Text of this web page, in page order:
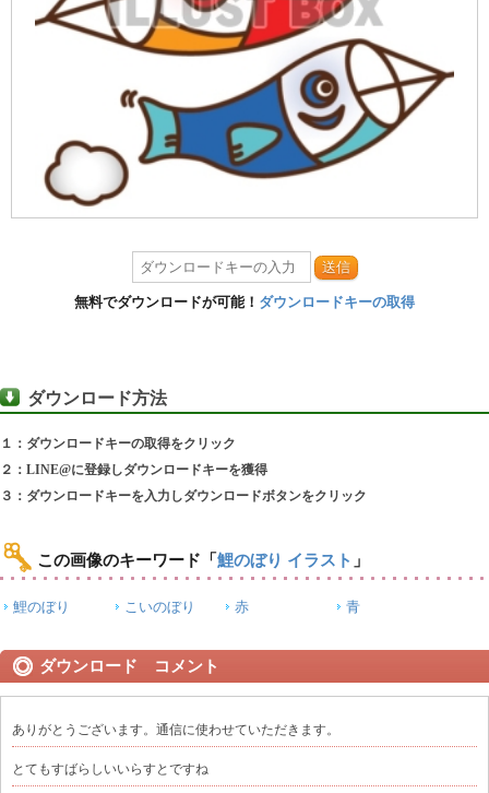
送信
無料でダウンロードが可能！ ダウンロードキーの取得
ダウンロード方法
１：ダウンロードキーの取得をクリック
２：LINE@に登録しダウンロードキーを獲得
３：ダウンロードキーを入力しダウンロードボタンをクリック
この画像のキーワード 「 鯉のぼり イラスト 」
鯉のぼり こいのぼり 赤 青
ダウンロード コメント
ありがとうございます。通信に使わせていただきます。
とてもすばらしいいらすとですね